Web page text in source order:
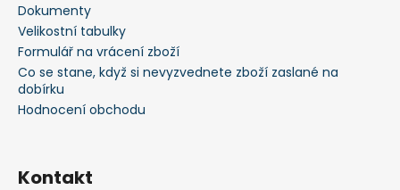
Dokumenty
Velikostní tabulky
Formulář na vrácení zboží
Co se stane, když si nevyzvednete zboží zaslané na
dobírku
Hodnocení obchodu
Kontakt